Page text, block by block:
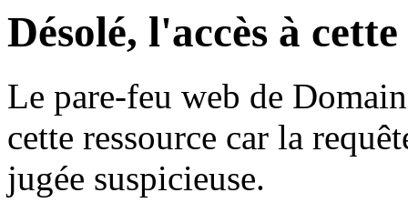
Désolé, l'accès à
Le pare-feu web de
cette ressource car la
jugée suspicieuse.